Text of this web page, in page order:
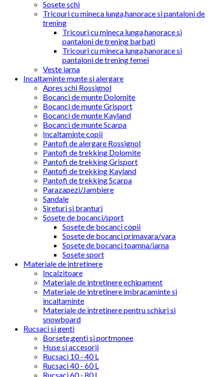
Sosete schi
Tricouri cu mineca lunga,hanorace si pantaloni de
trening
Tricouri cu mineca lunga,hanorace si
pantaloni de trening barbati
Tricouri cu mineca lunga,hanorace si
pantaloni de trening femei
Veste iarna
Incaltaminte munte si alergare
Apres schi Rossignol
Bocanci de munte Dolomite
Bocanci de munte Grisport
Bocanci de munte Kayland
Bocanci de munte Scarpa
Incaltaminte copii
Pantofi de alergare Rossignol
Pantofi de trekking Dolomite
Pantofi de trekking Grisport
Pantofi de trekking Kayland
Pantofi de trekking Scarpa
Parazapezi/Jambiere
Sandale
Sireturi si branturi
Sosete de bocanci/sport
Sosete de bocanci copii
Sosete de bocanci primavara/vara
Sosete de bocanci toamna/iarna
Sosete sport
Materiale de intretinere
Incalzitoare
Materiale de intretinere echipament
Materiale de intretinere imbracaminte si
incaltaminte
Materiale de intretinere pentru schiuri si
snowboard
Rucsaci si genti
Borsete,genti si portmonee
Huse si accesorii
Rucsaci 10 - 40 L
Rucsaci 40 - 60 L
Rucsaci 60 - 80 L